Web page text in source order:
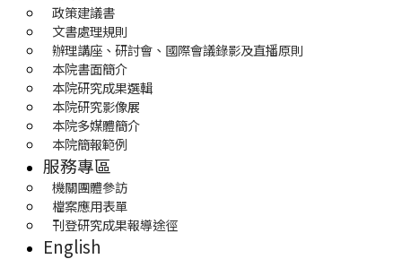
政策建議書
文書處理規則
辦理講座、研討會、國際會議錄影及直播原則
本院書面簡介
本院研究成果選輯
本院研究影像展
本院多媒體簡介
本院簡報範例
服務專區
機關團體參訪
檔案應用表單
刊登研究成果報導途徑
English